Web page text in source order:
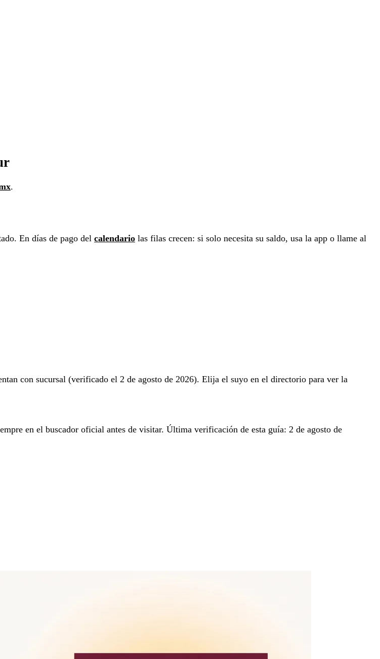
.
En días de pago del calendario las filas crecen: si solo necesita su saldo, usa la app o llame al
con sucursal (verificado el 2 de agosto de 2026). Elija el suyo en el directorio para ver la
en el buscador oficial antes de visitar. Última verificación de esta guía: 2 de agosto de